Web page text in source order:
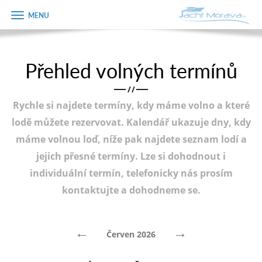
Úvodní strana
Plán plavby
Tipy na výlet
Fotogalerie
Zobrazit
menu
Přehled volných termínů
/ /
Rychle si najdete termíny, kdy máme volno a které
lodě můžete rezervovat. Kalendář ukazuje dny, kdy
máme volnou loď, níže pak najdete seznam lodí a
jejich přesné termíny. Lze si dohodnout i
individuální termín, telefonicky nás prosím
kontaktujte a dohodneme se.
← Červen 2026 →
Objednávka
dárkového
Jméno
Telefon
E-mail